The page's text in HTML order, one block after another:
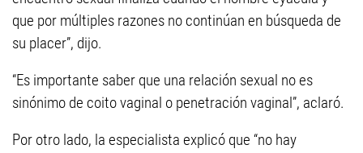
que por múltiples razones no continúan en búsqueda de
su placer”, dijo.
“Es importante saber que una relación sexual no es
sinónimo de coito vaginal o penetración vaginal”, aclaró.
Por otro lado, la especialista explicó que “no hay